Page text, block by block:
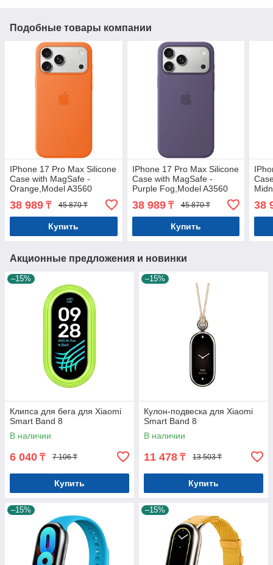
Подобные товары компании
IPhone 17 Pro Max Silicone
Case with MagSafe -
Orange,Model A3560
38 989 ₸ 45 870 ₸
Купить
IPhone 17 Pro Max Silicone
Case with MagSafe -
Purple Fog,Model A3560
38 989₸ 45 870 ₸
Купить
38
Акционные предложения и новинки
–15%
Клипса для бега для Xiaomi
Smart Band 8
В наличии
6 040 ₸ 7 106 ₸
Купить
–15%
Кулон-подвеска для Xiaomi
Smart Band 8
В наличии
11 478 ₸ 13 503 ₸
Купить
–15% –15%